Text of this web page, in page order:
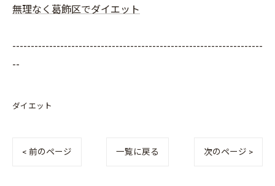
無理なく葛飾区でダイエット
--------------------------------------------------------------------
--
ダイエット
< 前のページ 一覧に戻る 次のページ >